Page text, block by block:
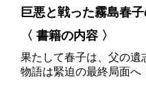
巨悪と戦った霧島春
〈 書籍の内容 〉
果たして春子は、父の遺
物語は緊迫の最終局面へ